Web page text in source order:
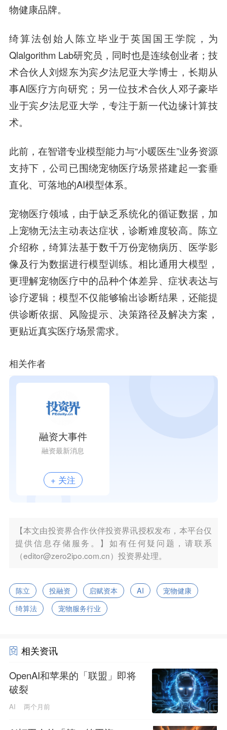
物健康品牌。
绮算法创始人陈立毕业于英国国王学院，为
Qlalgorithm Lab研究员，同时也是连续创业者；技
术合伙人刘煜东为宾夕法尼亚大学博士，长期从
事AI医疗方向研究；另一位技术合伙人邓子豪毕
业于宾夕法尼亚大学，专注于新一代边缘计算技
术。
此前，在智谱专业模型能力与“小暖医生”业务资源
支持下，公司已围绕宠物医疗场景搭建起一套垂
直化、可落地的AI模型体系。
宠物医疗领域，由于缺乏系统化的循证数据，加
上宠物无法主动表达症状，诊断难度较高。 陈立
介绍称， 绮算法基于数千万份宠物病历、医学影
像及行为数据进行模型训练。相比通用大模型，
更理解宠物医疗中的品种个体差异、症状表达与
诊疗逻辑；模型不仅能够输出诊断结果，还能提
供诊断依据、风险提示、决策路径及解决方案，
更贴近真实医疗场景需求。
相关作者
融资大事件
融资最新消息
+ 关注
【本文由投资界合作伙伴投资界讯授权发布，本平台仅
提供信息存储服务。】如有任何疑问题，请联系
（editor@zero2ipo.com.cn）投资界处理。
陈立 投融资 启赋资本 AI
宠物健康
绮算法
宠物服务行业
相关资讯
OpenAI和苹果的「联盟」即将
破裂
AI 两个月前